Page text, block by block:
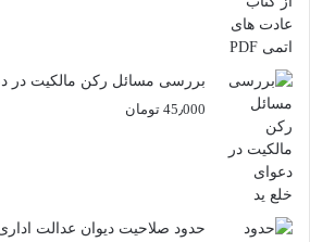
بررسی مسائل رکن مالکیت در
45٫000 تومان
حدود صلاحیت دیوان عدالت